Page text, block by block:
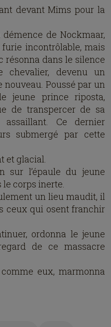
devant Mims pour la
démence de Nockmaar,
incontrôlable, mais
résonna dans le silence
chevalier, devenu un
Poussé par un
jeune prince riposta,
de transpercer de sa
Ce dernier
submergé par cette
et glacial.
sur l’épaule du jeune
corps inerte.
un lieu maudit, il
ceux qui osent franchir
ordonna le jeune
de ce massacre
eux, marmonna